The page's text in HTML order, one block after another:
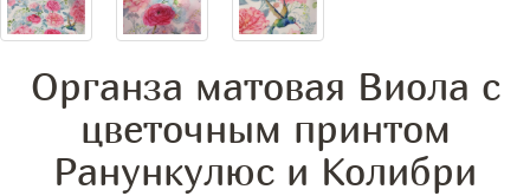
Органза матовая Виола с
цветочным принтом
Ранункулюс и Колибри